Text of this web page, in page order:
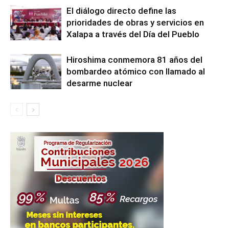
El diálogo directo define las
prioridades de obras y servicios en
Xalapa a través del Día del Pueblo
Hiroshima conmemora 81 años del
bombardeo atómico con llamado al
desarme nuclear